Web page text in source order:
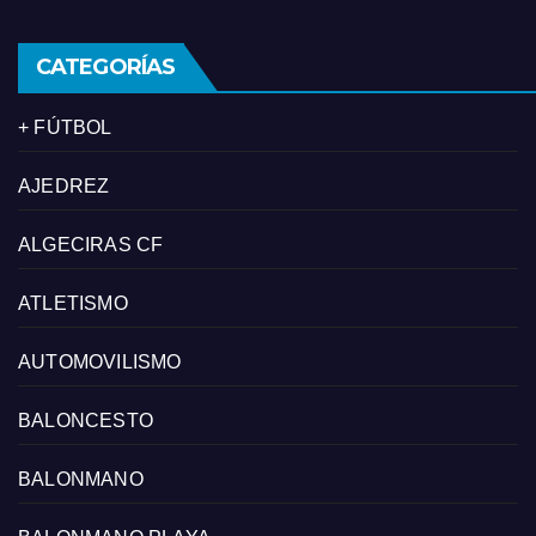
CATEGORÍAS
+ FÚTBOL
AJEDREZ
ALGECIRAS CF
ATLETISMO
AUTOMOVILISMO
BALONCESTO
BALONMANO